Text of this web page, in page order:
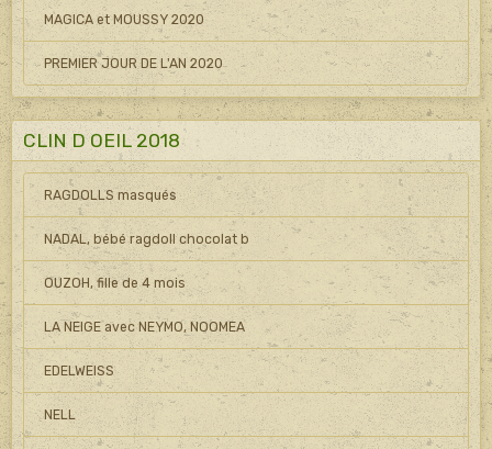
MAGICA et MOUSSY 2020
PREMIER JOUR DE L'AN 2020
CLIN D OEIL 2018
RAGDOLLS masqués
NADAL, bébé ragdoll chocolat b
OUZOH, fille de 4 mois
LA NEIGE avec NEYMO, NOOMEA
EDELWEISS
NELL